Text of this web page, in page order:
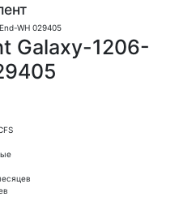
Galaxy-1206-